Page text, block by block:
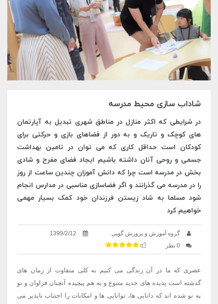
شاداب سازی محیط مدرسه
در شرایطی که اکثر منازل در مناطق شهری تبدیل به آپارتمان
های کوچک و تاریک و به دور از فضاهای بازی و حرکتی برای
کودکان است حداقل کاری که می توان در تامین بهداشت
جسمی و روحی آنان داشته باشیم ایجاد فضای مفرح و شادی
بخش در مدرسه است چرا که دانش آموزان چندین ساعت از روز
را در مدرسه می گذرانند و اگر فضاسازی مناسبی در مدارس انجام
شود مسلما به شاد زیستن فرزندان خود کمک بسیار مهمی
خواهیم کرد
گروه آموزش و پرورش گوپی
1399/2/12
0 نظر
عصری که ما در آن زندگی می کنیم به کلی متفاوت از زمان های
گذشته است پدیده های جدید متنوع و به هم پیچیده آنچنان فراوان و نو
به نو شده اند که دانایی ها، توانایی ها و امکانات را اجتناب ناپذیر می